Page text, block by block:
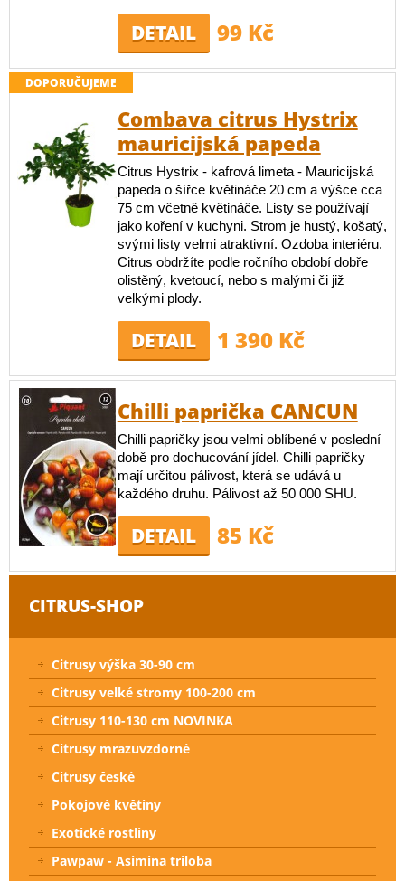
DETAIL 99 Kč
DOPORUČUJEME
Combava citrus Hystrix
mauricijská papeda
Citrus Hystrix - kafrová limeta - Mauricijská
papeda o šířce květináče 20 cm a výšce cca
75 cm včetně květináče. Listy se používají
jako koření v kuchyni. Strom je hustý, košatý,
svými listy velmi atraktivní. Ozdoba interiéru.
Citrus obdržíte podle ročního období dobře
olistěný, kvetoucí, nebo s malými či již
velkými plody.
DETAIL 1 390 Kč
Chilli paprička CANCUN
Chilli papričky jsou velmi oblíbené v poslední
době pro dochucování jídel. Chilli papričky
mají určitou pálivost, která se udává u
každého druhu. Pálivost až 50 000 SHU.
DETAIL 85 Kč
CITRUS-SHOP
Citrusy výška 30-90 cm
Citrusy velké stromy 100-200 cm
Citrusy 110-130 cm NOVINKA
Citrusy mrazuvzdorné
Citrusy české
Pokojové květiny
Exotické rostliny
Pawpaw - Asimina triloba